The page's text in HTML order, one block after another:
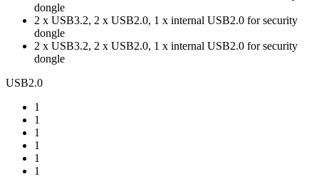
dongle
2 x USB3.2, 2 x USB2.0, 1 x internal USB2.0 for security
dongle
2 x USB3.2, 2 x USB2.0, 1 x internal USB2.0 for security
dongle
USB2.0
1
1
1
1
1
1